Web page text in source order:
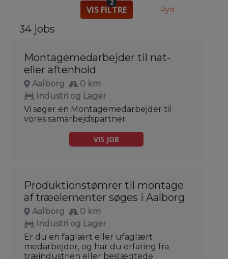
VIS FILTRE
2
Ryd
34 jobs
Montagemedarbejder til nat-
eller aftenhold
Aalborg
0 km
Industri og Lager
Vi søger en Montagemedarbejder til
vores samarbejdspartner
VIS JOB
Produktionstømrer til montage
af træelementer søges i Aalborg
Aalborg
0 km
Industri og Lager
Er du en faglært eller ufaglært
medarbejder, og har du erfaring fra
træindustrien eller beslægtede